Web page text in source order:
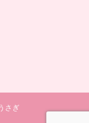
さぎ